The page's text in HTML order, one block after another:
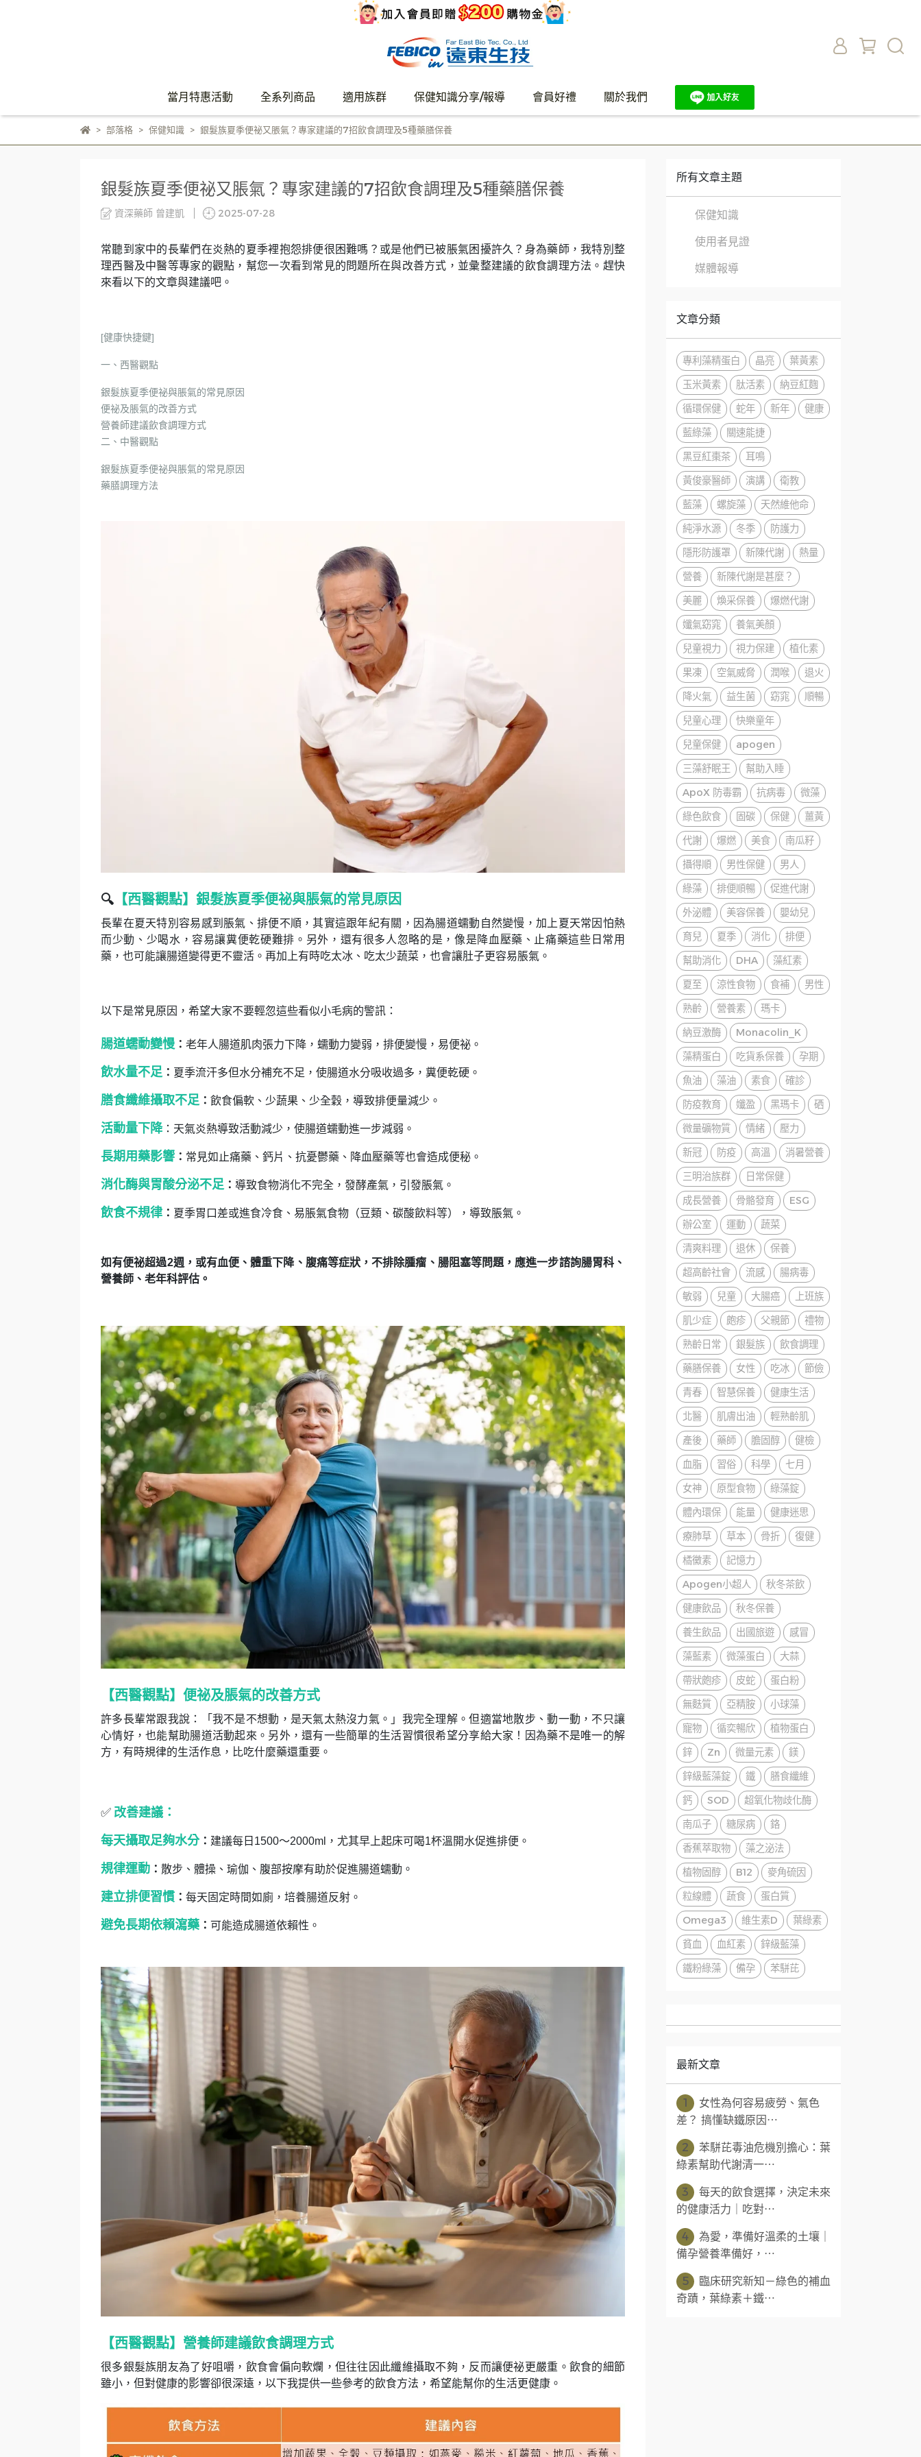
當月特惠活動 全系列商品 適用族群 保健知識分享/報導 會員好禮 關於我們
部落格 保健知識 銀髮族夏季便祕又脹氣？專家建議的7招飲食調理及5種藥膳保養
銀髮族夏季便祕又脹氣？專家建議的7招飲食調理及5種藥膳保養
資深藥師 曾建凱 2025-07-28
常聽到家中的長輩們在炎熱的夏季裡抱怨排便很困難嗎？或是他們已被脹氣困擾許久？身為藥師，我特別整
理西醫及中醫等專家的觀點，幫您一次看到常見的問題所在與改善方式，並彙整建議的飲食調理方法。趕快
來看以下的文章與建議吧。
[健康快捷鍵]
一、西醫觀點
銀髮族夏季便祕與脹氣的常見原因
便祕及脹氣的改善方式
營養師建議飲食調理方式
二、中醫觀點
銀髮族夏季便祕與脹氣的常見原因
藥膳調理方法
🔍 【西醫觀點】銀髮族夏季便祕與脹氣的常見原因
長輩在夏天特別容易感到脹氣、排便不順，其實這跟年紀有關，因為腸道蠕動自然變慢，加上夏天常因怕熱
而少動、少喝水，容易讓糞便乾硬難排。另外，還有很多人忽略的是，像是降血壓藥、止痛藥這些日常用
藥，也可能讓腸道變得更不靈活。再加上有時吃太冰、吃太少蔬菜，也會讓肚子更容易脹氣。
以下是常見原因，希望大家不要輕忽這些看似小毛病的警訊：
腸道蠕動變慢 ： 老年人腸道肌肉張力下降，蠕動力變弱，排便變慢，易便祕。
飲水量不足 ： 夏季流汗多但水分補充不足，使腸道水分吸收過多，糞便乾硬。
膳食纖維攝取不足 ： 飲食偏軟、少蔬果、少全穀，導致排便量減少。
活動量下降：天氣炎熱導致活動減少，使腸道蠕動進一步減弱。
長期用藥影響 ： 常見如止痛藥、鈣片、抗憂鬱藥、降血壓藥等也會造成便秘。
消化酶與胃酸分泌不足 ： 導致食物消化不完全，發酵產氣，引發脹氣。
飲食不規律 ： 夏季胃口差或進食冷食、易脹氣食物（豆類、碳酸飲料等），導致脹氣。
如有便祕超過2週，或有血便、體重下降、腹痛等症狀，不排除腫瘤、腸阻塞等問題，應進一步諮詢腸胃科、
營養師、老年科評估。
【西醫觀點】便祕及脹氣的改善方式
許多長輩常跟我說：「我不是不想動，是天氣太熱沒力氣。」我完全理解。但適當地散步、動一動，不只讓
心情好，也能幫助腸道活動起來。另外，還有一些簡單的生活習慣很希望分享給大家！因為藥不是唯一的解
方，有時規律的生活作息，比吃什麼藥還重要。
✅ 改善建議：
每天攝取足夠水分： 建議每日1500～2000ml，尤其早上起床可喝1杯溫開水促進排便。
規律運動 ： 散步、體操、瑜伽、腹部按摩有助於促進腸道蠕動。
建立排便習慣 ： 每天固定時間如廁，培養腸道反射。
避免長期依賴瀉藥 ： 可能造成腸道依賴性。
【西醫觀點】營養師建議飲食調理方式
很多銀髮族朋友為了好咀嚼，飲食會偏向軟爛，但往往因此纖維攝取不夠，反而讓便祕更嚴重。飲食的細節
雖小，但對健康的影響卻很深遠，以下我提供一些參考的飲食方法，希望能幫你的生活更健康。
所有文章主題
保健知識
使用者見證
媒體報導
文章分類
專利藻精蛋白 晶亮
葉黃素
玉米黃素
肽活素
納豆紅麴
循環保健
蛇年 新年
健康
藍綠藻
關速能捷
黑豆紅棗茶
耳鳴
黃俊豪醫師
演講
衛教
藍藻
螺旋藻
天然維他命
純淨水源
冬季
防護力
隱形防護罩
新陳代謝
熱量
營養
新陳代謝是甚麼？
美麗
煥采保養
爆燃代謝
孅氣窈窕
養氣美顏
兒童視力
視力保建
植化素
果凍
空氣威脅 潤喉
退火
降火氣
益生菌 窈窕
順暢
兒童心理
快樂童年
兒童保健
apogen
三藻舒眠王
幫助入睡
ApoX 防毒霸
抗病毒
微藻
綠色飲食
固碳 保健
薑黃
代謝
爆燃 美食
南瓜籽
攝得順
男性保健
男人
綠藻
排便順暢
促進代謝
外泌體
美容保養
嬰幼兒
育兒
夏季 消化
排便
幫助消化
DHA
藻紅素
夏至
涼性食物 食補
男性
熟齡
營養素
瑪卡
納豆激酶
Monacolin_K
藻精蛋白
吃貨系保養
孕期
魚油
藻油 素食
確診
防疫教育
孅盈 黑瑪卡
硒
微量礦物質
情緒
壓力
新冠
防疫 高溫
消暑營養
三明治族群
日常保健
成長營養
骨骼發育
ESG
辦公室
運動
蔬菜
清爽料理
退休
保養
超高齡社會
流感
腸病毒
敏弱
兒童 大腸癌
上班族
肌少症
皰疹 父親節
禮物
熟齡日常
銀髮族
飲食調理
藥膳保養
女性 吃冰
節儉
青春
智慧保養
健康生活
北醫
肌膚出油
輕熟齡肌
產後
藥師 膽固醇
健檢
血脂
習俗 科學
七月
女神
原型食物
綠藻錠
體內環保
能量
健康迷思
療肺草
草本 骨折
復健
橘黴素
記憶力
Apogen小超人
秋冬茶飲
健康飲品
秋冬保養
養生飲品
出國旅遊
感冒
藻藍素
微藻蛋白
大蒜
帶狀皰疹
皮蛇
蛋白粉
無麩質
亞精胺
小球藻
寵物
循奕暢欣
植物蛋白
鋅
Zn 微量元素
鎂
鋅級藍藻錠
鐵
膳食纖維
鈣
SOD
超氧化物歧化酶
南瓜子
糖尿病
鉻
香蕉萃取物
藻之泌法
植物固醇
B12
麥角硫因
粒線體
蔬食
蛋白質
Omega3
維生素D
葉綠素
貧血
血紅素
鋅級藍藻
鐵粉綠藻
備孕 苯駢芘
最新文章
1
女性為何容易疲勞、氣色
差？ 搞懂缺鐵原因⋯
2
苯駢芘毒油危機別擔心：葉
綠素幫助代謝清一⋯
3
每天的飲食選擇，決定未來
的健康活力｜吃對⋯
4
為愛，準備好溫柔的土壤｜
備孕營養準備好，⋯
5
臨床研究新知－綠色的補血
奇蹟，葉綠素＋鐵⋯